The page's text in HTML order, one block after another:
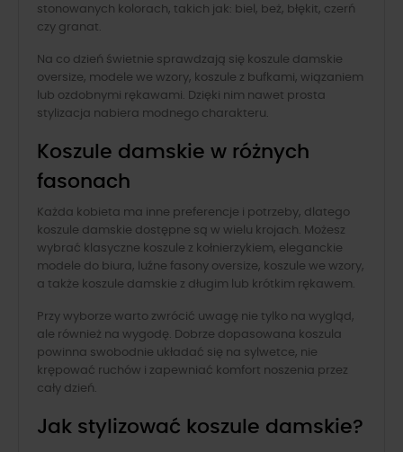
stonowanych kolorach, takich jak: biel, beż, błękit, czerń
czy granat.
Na co dzień świetnie sprawdzają się koszule damskie
oversize, modele we wzory, koszule z bufkami, wiązaniem
lub ozdobnymi rękawami. Dzięki nim nawet prosta
stylizacja nabiera modnego charakteru.
Koszule damskie w różnych
fasonach
Każda kobieta ma inne preferencje i potrzeby, dlatego
koszule damskie dostępne są w wielu krojach. Możesz
wybrać klasyczne koszule z kołnierzykiem, eleganckie
modele do biura, luźne fasony oversize, koszule we wzory,
a także koszule damskie z długim lub krótkim rękawem.
Przy wyborze warto zwrócić uwagę nie tylko na wygląd,
ale również na wygodę. Dobrze dopasowana koszula
powinna swobodnie układać się na sylwetce, nie
krępować ruchów i zapewniać komfort noszenia przez
cały dzień.
Jak stylizować koszule damskie?